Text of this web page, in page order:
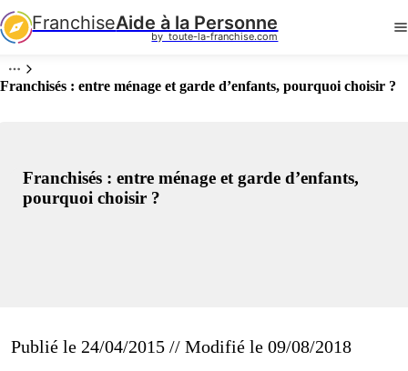
FranchiseAide à la Personne
by  toute-la-franchise.com
Franchisés : entre ménage et garde d’enfants, pourquoi choisir ?
Franchisés : entre ménage et garde d’enfants,
pourquoi choisir ?
Publié le 24/04/2015 // Modifié le 09/08/2018